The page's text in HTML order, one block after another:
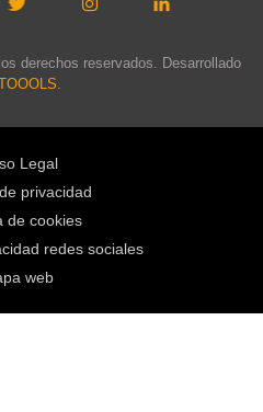
derechos reservados. Desarrollado
Legal
privacidad
de cookies
redes sociales
web